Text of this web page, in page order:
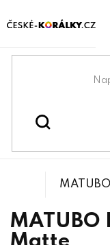
na
Domů
Korálky
MATUBO